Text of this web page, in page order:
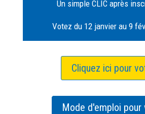
Un simple CLIC après
Votez du 12 janvier au 9
Cliquez ici pour
Mode d'emploi pour